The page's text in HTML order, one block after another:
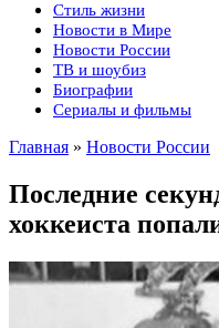
Стиль жизни
Новости в Мире
Новости России
ТВ и шоубиз
Биографии
Сериалы и фильмы
Главная » Новости России
Последние
хоккеиста